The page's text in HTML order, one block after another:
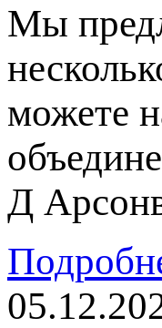
Мы
можете
Д